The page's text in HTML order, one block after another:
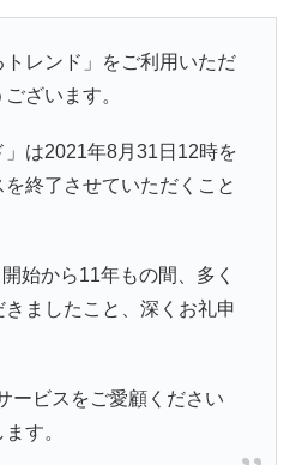
トレンド」をご利用いただ
ざいます。
」は2021年8月31日12時を
終了させていただくこと
始から11年もの間、多く
ましたこと、深くお礼申
ービスをご愛顧ください
す。